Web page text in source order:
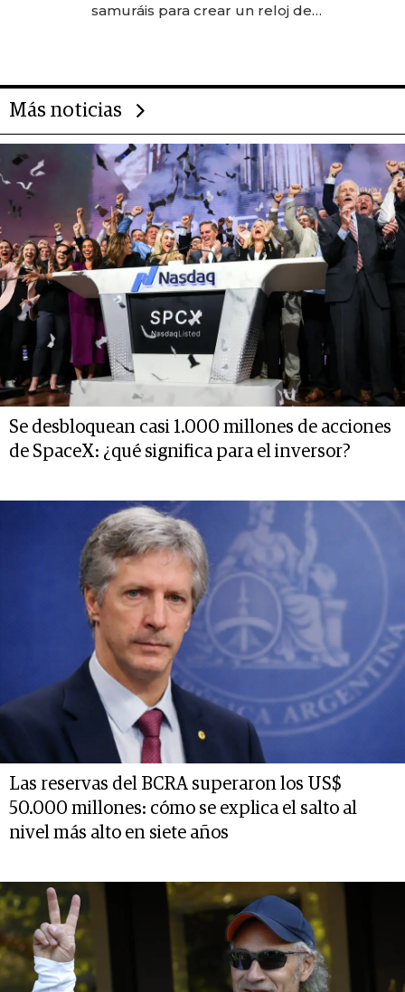
samuráis para crear un reloj de
Más noticias
Se desbloquean casi 1.000 millones de acciones
de SpaceX: ¿qué significa para el inversor?
Las reservas del BCRA superaron los US$
50.000 millones: cómo se explica el salto al
nivel más alto en siete años